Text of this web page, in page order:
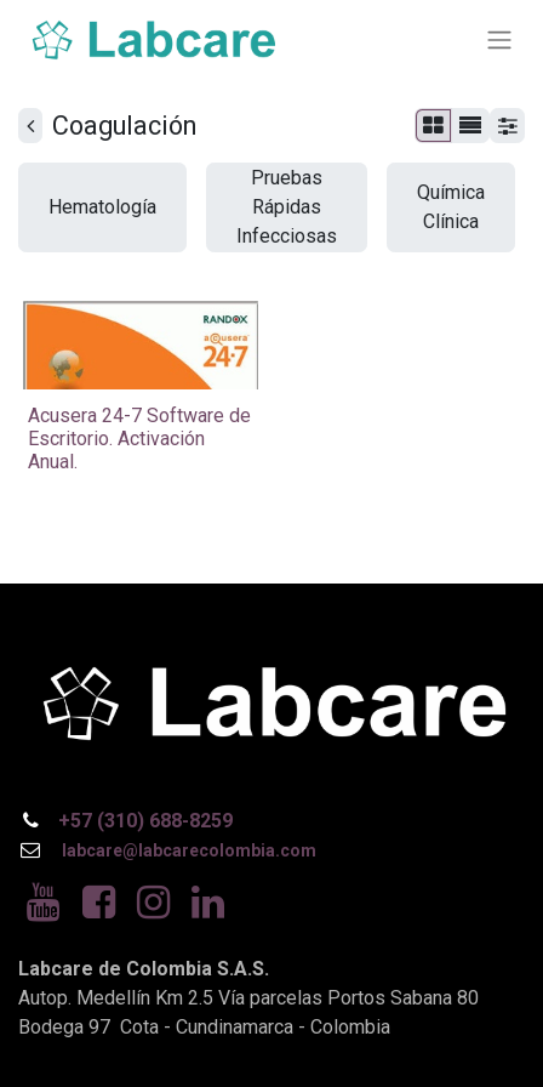
Coagulación
Hematología
Pruebas
Rápidas
Infecciosas
Química
Clínica
Acusera 24-7 Software de
Escritorio. Activación
Anual.
+57 (310) 688-8259
labcare@labcarecolombia.com
Labcare de Colombia S.A.S.
Autop. Medellín Km 2.5 Vía parcelas Portos Sabana 80
Bodega 97 Cota - Cundinamarca - Colombia